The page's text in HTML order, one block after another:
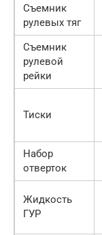
Съемник
рулевых тяг
Съемник
рулевой
рейки
Тиски
Набор
отверток
Жидкость
ГУР